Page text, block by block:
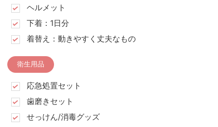
ヘルメット
下着：1日分
着替え：動きやすく丈夫なもの
衛生用品
応急処置セット
歯磨きセット
せっけん/消毒グッズ